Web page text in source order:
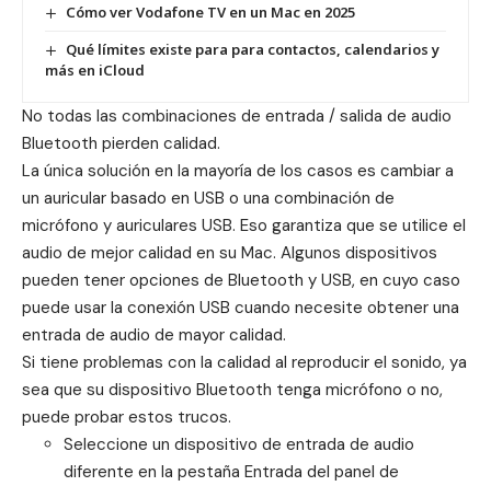
Cómo ver Vodafone TV en un Mac en 2025
Qué límites existe para para contactos, calendarios y
más en iCloud
No todas las combinaciones de entrada / salida de audio
Bluetooth pierden calidad.
La única solución en la mayoría de los casos es cambiar a
un auricular basado en USB o una combinación de
micrófono y auriculares USB. Eso garantiza que se utilice el
audio de mejor calidad en su Mac. Algunos dispositivos
pueden tener opciones de Bluetooth y USB, en cuyo caso
puede usar la conexión USB cuando necesite obtener una
entrada de audio de mayor calidad.
Si tiene problemas con la calidad al reproducir el sonido, ya
sea que su dispositivo Bluetooth tenga micrófono o no,
puede probar estos trucos.
Seleccione un dispositivo de entrada de audio
diferente en la pestaña Entrada del panel de